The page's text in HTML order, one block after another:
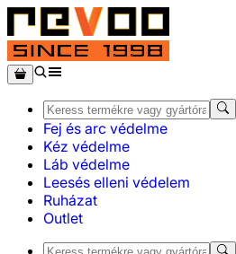
Fej és arc védelme
Kéz védelme
Láb védelme
Leesés elleni védelem
Ruházat
Outlet